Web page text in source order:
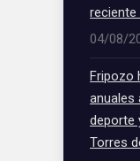
reciente
04/08/
Fripozo
anuales
deporte
Torres